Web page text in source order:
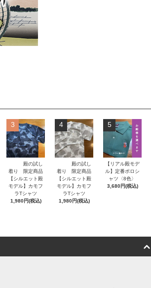
3
殿の試し
着り 限定商品
【シルエット殿
モデル】カモフ
ラTシャツ
1,980円(税込)
4
殿の試し
着り 限定商品
【シルエット殿
モデル】カモフ
ラTシャツ
1,980円(税込)
5
【リアル殿モデ
ル】定番ポロシ
ャツ〈8色〉
3,680円(税込)